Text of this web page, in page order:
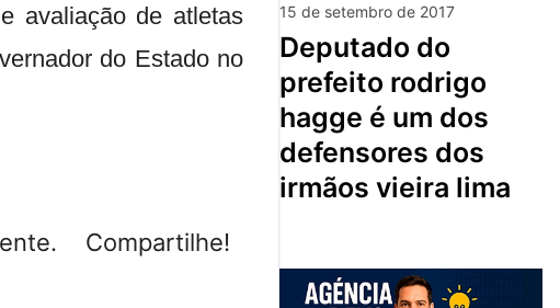
avaliação de atletas
do Estado no
Compartilhe!
15 de setembro de 2017
deputado do
prefeito rodrigo
hagge é um dos
defensores dos
irmãos vieira lima